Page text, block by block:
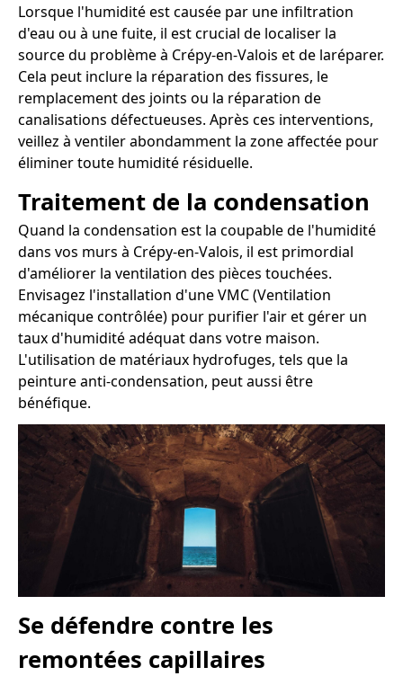
Lorsque l'humidité est causée par une infiltration
d'eau ou à une fuite, il est crucial de localiser la
source du problème à Crépy-en-Valois et de laréparer.
Cela peut inclure la réparation des fissures, le
remplacement des joints ou la réparation de
canalisations défectueuses. Après ces interventions,
veillez à ventiler abondamment la zone affectée pour
éliminer toute humidité résiduelle.
Traitement de la condensation
Quand la condensation est la coupable de l'humidité
dans vos murs à Crépy-en-Valois, il est primordial
d'améliorer la ventilation des pièces touchées.
Envisagez l'installation d'une VMC (Ventilation
mécanique contrôlée) pour purifier l'air et gérer un
taux d'humidité adéquat dans votre maison.
L'utilisation de matériaux hydrofuges, tels que la
peinture anti-condensation, peut aussi être
bénéfique.
Se défendre contre les
remontées capillaires